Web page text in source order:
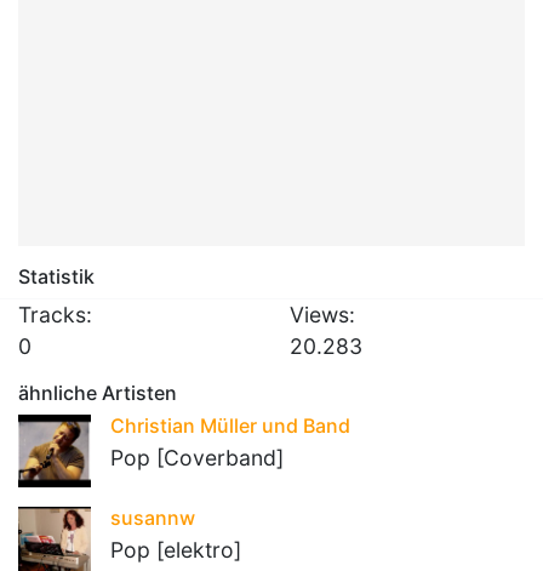
Statistik
Tracks:
0
Views:
20.283
ähnliche Artisten
Christian Müller und Band
Pop [Coverband]
susannw
Pop [elektro]